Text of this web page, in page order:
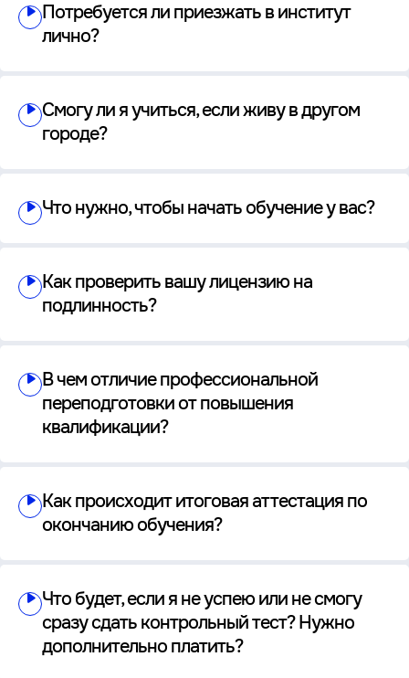
Потребуется ли приезжать в институт
лично?
Смогу ли я учиться, если живу в другом
городе?
Что нужно, чтобы начать обучение у вас?
Как проверить вашу лицензию на
подлинность?
В чем отличие профессиональной
переподготовки от повышения
квалификации?
Как происходит итоговая аттестация по
окончанию обучения?
Что будет, если я не успею или не смогу
сразу сдать контрольный тест? Нужно
дополнительно платить?